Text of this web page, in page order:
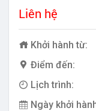
Liên hệ
Khởi hành từ:
Điểm đến:
Lịch trình:
Ngày khởi